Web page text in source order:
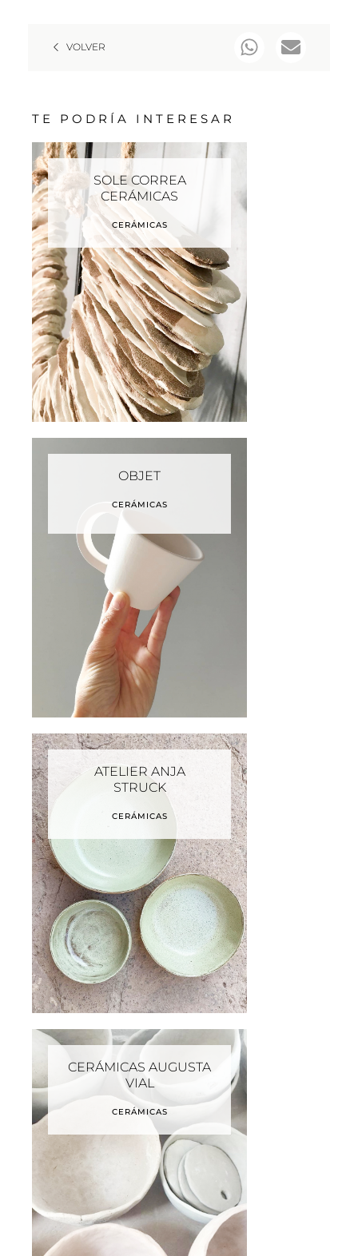
VOLVER
TE PODRÍA INTERESAR
SOLE CORREA
CERÁMICAS
CERÁMICAS
OBJET
CERÁMICAS
ATELIER ANJA
STRUCK
CERÁMICAS
CERÁMICAS AUGUSTA
VIAL
CERÁMICAS